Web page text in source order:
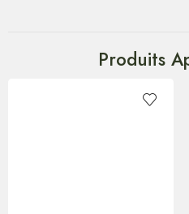
Produits